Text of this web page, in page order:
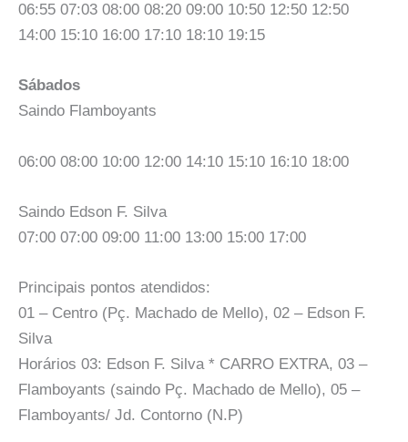
06:55 07:03 08:00 08:20 09:00 10:50 12:50 12:50
14:00 15:10 16:00 17:10 18:10 19:15
Sábados
Saindo Flamboyants
06:00 08:00 10:00 12:00 14:10 15:10 16:10 18:00
Saindo Edson F. Silva
07:00 07:00 09:00 11:00 13:00 15:00 17:00
Principais pontos atendidos:
01 – Centro (Pç. Machado de Mello), 02 – Edson F.
Silva
Horários 03: Edson F. Silva * CARRO EXTRA, 03 –
Flamboyants (saindo Pç. Machado de Mello), 05 –
Flamboyants/ Jd. Contorno (N.P)